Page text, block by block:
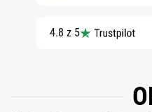
4.8 z 5